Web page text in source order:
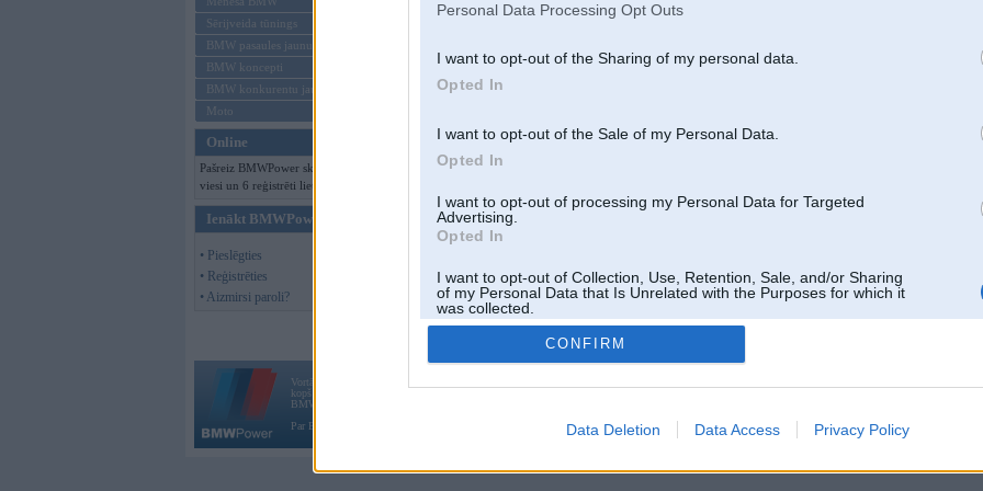
Personal Data Processing Opt Outs
I want to opt-out of the Sharing of my personal data.
Opted In
I want to opt-out of the Sale of my Personal Data.
Opted In
I want to opt-out of processing my Personal Data for Targeted
Advertising.
Opted In
I want to opt-out of Collection, Use, Retention, Sale, and/or Sharing
of my Personal Data that Is Unrelated with the Purposes for which it
was collected.
Opted Out
CONFIRM
Data Deletion Data Access Privacy Policy
Sērijveida tūnings
BMW pasaules jaunumi
BMW koncepti
BMW konkurentu jaunumi
Moto
Online
Pašreiz BMWPower skatās 128
viesi un 6 reģistrēti lietotāji.
Ienākt BMWPower
• Pieslēgties
• Reģistrēties
• Aizmirsi paroli?
Vortāls BMWPower.lv darbojas
kopš 2002. gada 14. maija. Tas nav auto klubs un nav saistīts ar
BMW AG.
Par BMWPower